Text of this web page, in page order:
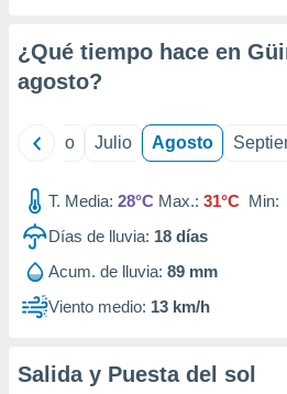
e
de
¿Qué tiempo hace en
agosto?
Junio Julio Agosto
T. Media: 28°C Max.: 31°C Min:
Días de lluvia: 18 días
Acum. de lluvia: 89 mm
Viento medio: 13 km/h
Salida y Puesta del sol